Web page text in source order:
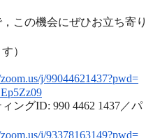
この機会にぜひお立ち寄り
もいたします）
j/99044621437?pwd=
09
4462 1437／パ
j/93378163149?pwd=